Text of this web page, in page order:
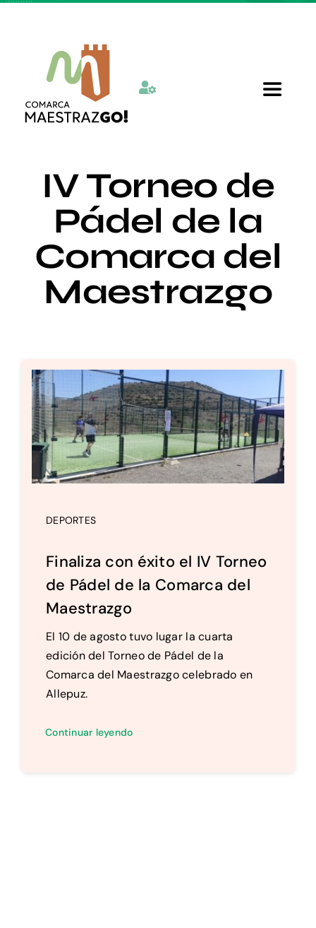
Toggle
Quienes somos
Departamentos
Actualidad
Contacto
IV Torneo de
Pádel de la
Comarca del
Maestrazgo
DEPORTES
Finaliza con éxito el IV Torneo
de Pádel de la Comarca del
Maestrazgo
El 10 de agosto tuvo lugar la cuarta
edición del Torneo de Pádel de la
Comarca del Maestrazgo celebrado en
Allepuz.
Continuar leyendo